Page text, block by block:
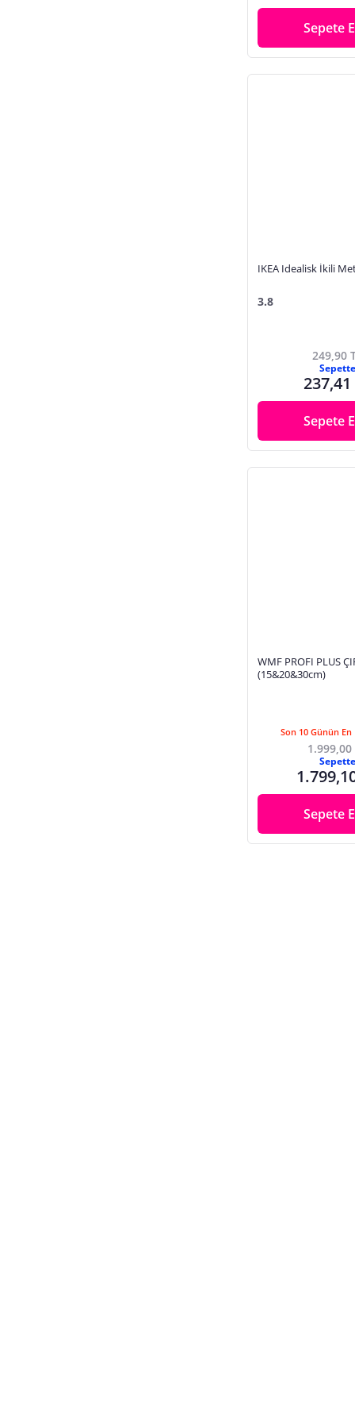
Sepete
IKEA Idealisk İkili
3.8
249,90
Sepette
237,41
Sepete
WMF PROFI PLUS
(15&20&30cm)
Son 10 Günün En
1.999,00
Sepette
Sepete